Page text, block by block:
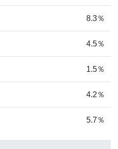
8.3％
4.5％
1.5％
4.2％
5.7％